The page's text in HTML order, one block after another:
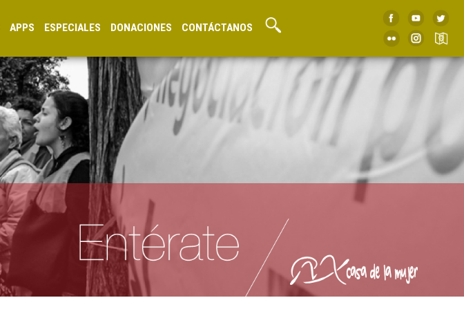
APPS ESPECIALES DONACIONES CONTÁCTANOS